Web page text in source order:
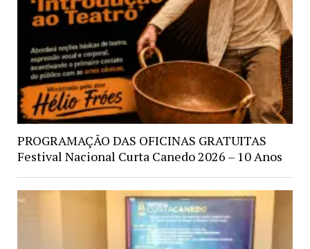
PROGRAMAÇÃO DAS OFICINAS GRATUITAS
Festival Nacional Curta Canedo 2026 – 10 Anos